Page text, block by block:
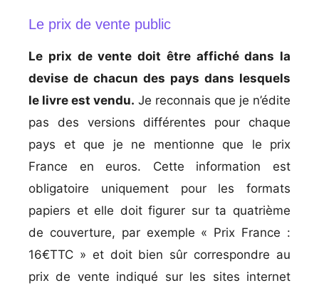
Le prix de vente public
Le prix de vente doit être affiché dans la
devise de chacun des pays dans lesquels
le livre est vendu. Je reconnais que je n’édite
pas des versions différentes pour chaque
pays et que je ne mentionne que le prix
France en euros. Cette information est
obligatoire uniquement pour les formats
papiers et elle doit figurer sur ta quatrième
de couverture, par exemple « Prix France :
16€TTC » et doit bien sûr correspondre au
prix de vente indiqué sur les sites internet